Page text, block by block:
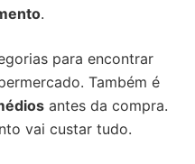
.
para encontrar
Também é
antes da compra.
vai custar tudo.